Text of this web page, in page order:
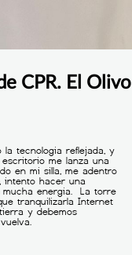
CPR. El Olivo